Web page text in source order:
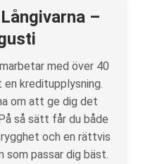
–
med över 40
kreditupplysning.
om att ge dig det
så sätt får du både
och en rättvis
passar dig bäst.